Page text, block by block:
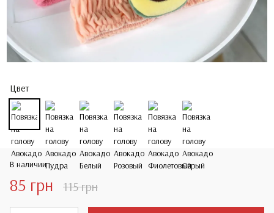
Цвет
В наличии
85 грн 115 грн